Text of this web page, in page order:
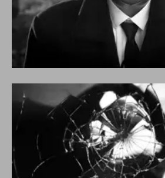
Image